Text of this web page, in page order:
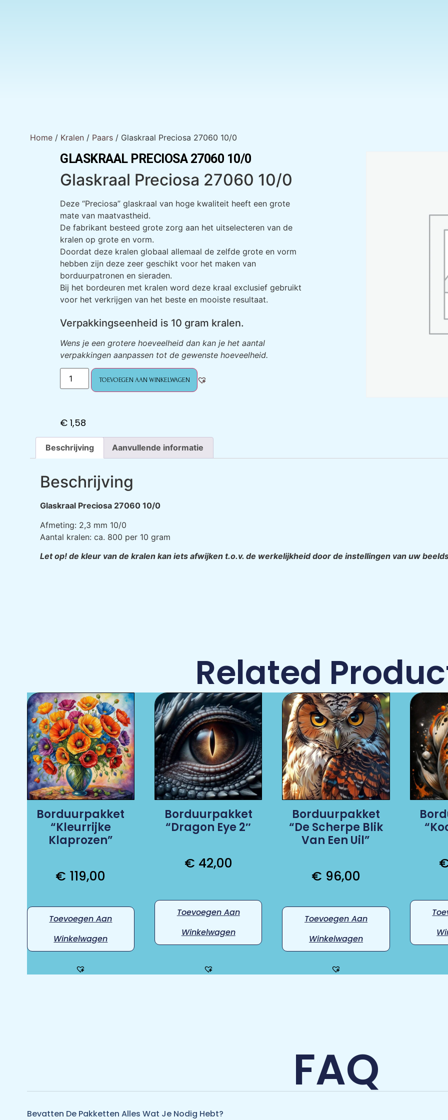
Home / Kralen / Paars / Glaskraal Preciosa 27060 10/0
GLASKRAAL PRECIOSA 27060 10/0
Glaskraal Preciosa 27060 10/0
Deze “Preciosa” glaskraal van hoge kwaliteit heeft een grote
mate van maatvastheid.
De fabrikant besteed grote zorg aan het uitselecteren van de
kralen op grote en vorm.
Doordat deze kralen globaal allemaal de zelfde grote en vorm
hebben zijn deze zeer geschikt voor het maken van
borduurpatronen en sieraden.
Bij het bordeuren met kralen word deze kraal exclusief gebruikt
voor het verkrijgen van het beste en mooiste resultaat.
Verpakkingseenheid is 10 gram kralen.
Wens je een grotere hoeveelheid dan kan je het aantal
verpakkingen aanpassen tot de gewenste hoeveelheid.
TOEVOEGEN AAN WINKELWAGEN
€ 1,58
Beschrijving Aanvullende informatie
Beschrijving
Glaskraal Preciosa 27060 10/0
Afmeting: 2,3 mm 10/0
Aantal kralen: ca. 800 per 10 gram
Let op! de kleur van de kralen kan iets afwijken t.o.v. de werkelijkheid door de instellingen van uw
Related
Borduurpakket
“Kleurrijke
Klaprozen”
€ 119,00
Toevoegen Aan
Winkelwagen
Borduurpakket
“Dragon Eye 2″
€ 42,00
Toevoegen Aan
Winkelwagen
Borduurpakket
“De Scherpe Blik
Van Een Uil”
€ 96,00
Toevoegen Aan
Winkelwagen
FAQ
Bevatten De Pakketten Alles Wat Je Nodig Hebt?